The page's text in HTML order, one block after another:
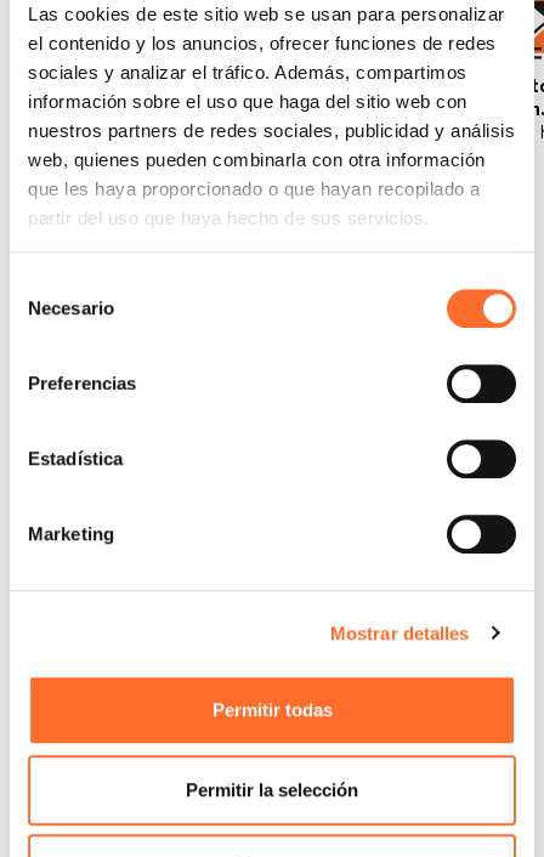
Las cookies de este sitio web se usan para personalizar
el contenido y los anuncios, ofrecer funciones de redes
sociales y analizar el tráfico. Además, compartimos
información sobre el uso que haga del sitio web con
nuestros partners de redes sociales, publicidad y análisis
web, quienes pueden combinarla con otra información
que les haya proporcionado o que hayan recopilado a
partir del uso que haya hecho de sus servicios.
Necesario
Preferencias
Estadística
Marketing
Mostrar detalles
Permitir todas
Permitir la selección
Potencia
nominal
8 kW
Volumen a
calentar
mín./máx.
224 m
Superficie
calefactable
mín./máx.
83 m2
2,2